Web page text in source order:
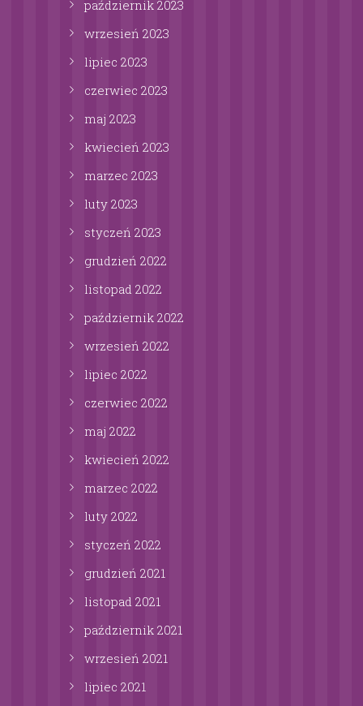
październik 2023
wrzesień 2023
lipiec 2023
czerwiec 2023
maj 2023
kwiecień 2023
marzec 2023
luty 2023
styczeń 2023
grudzień 2022
listopad 2022
październik 2022
wrzesień 2022
lipiec 2022
czerwiec 2022
maj 2022
kwiecień 2022
marzec 2022
luty 2022
styczeń 2022
grudzień 2021
listopad 2021
październik 2021
wrzesień 2021
lipiec 2021